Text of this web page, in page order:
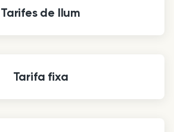
Tarifes de llum
Tarifa fixa